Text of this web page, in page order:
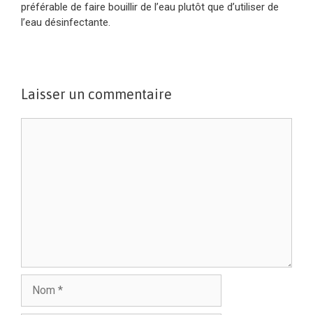
préférable de faire bouillir de l’eau plutôt que d’utiliser de
l’eau désinfectante.
Laisser un commentaire